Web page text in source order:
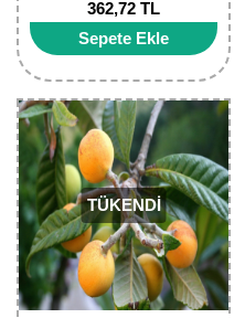
362,72 TL
Sepete Ekle
TÜKENDİ
Bektaşi Üzümü Fidanı
Böğürtlen Fidanı
Ceviz Fidanı
Dut Fidanı
Elma Fidanı
Erik Fidanı
Feijoa Fidanı
Nostaljik Güller
Peyzaj Gülleri
Sarmaşık(Çardak) Gül Fidanları
Ters Lale Soğanı
Yılbaşı Gülü Çiçeği
Zambak Soğanı